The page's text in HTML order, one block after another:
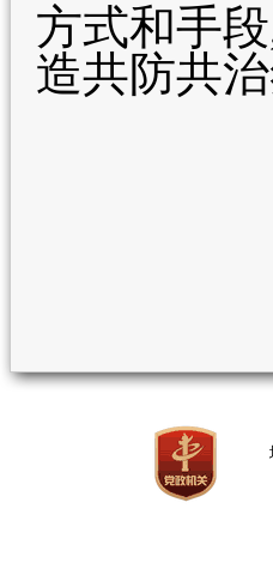
方式和手
造共防共治